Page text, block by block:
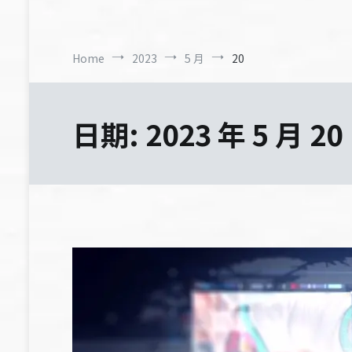
Home 2023 5 月 20
日期: 2023 年 5 月 20